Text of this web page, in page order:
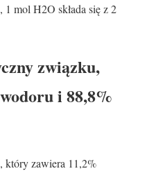
mol H2O składa się z 2
związku,
i 88,8%
który zawiera 11,2%